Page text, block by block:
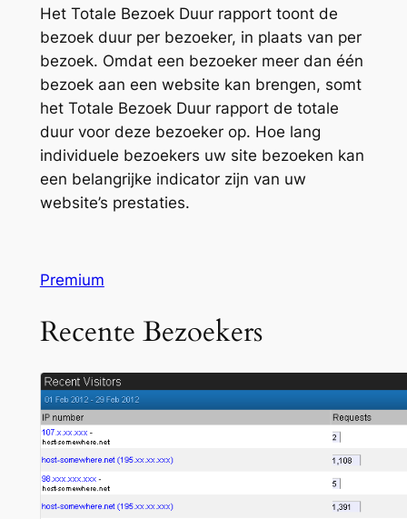
Het Totale Bezoek Duur rapport toont de
bezoek duur per bezoeker, in plaats van per
bezoek. Omdat een bezoeker meer dan één
bezoek aan een website kan brengen, somt
het Totale Bezoek Duur rapport de totale
duur voor deze bezoeker op. Hoe lang
individuele bezoekers uw site bezoeken kan
een belangrijke indicator zijn van uw
website’s prestaties.
Premium
Recente Bezoekers